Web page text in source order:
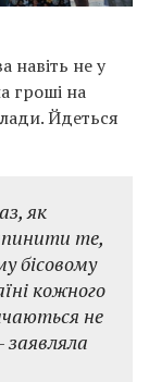
навіть не у
гроші на
Йдеться
як
те,
бісовому
кожного
не
заявляла